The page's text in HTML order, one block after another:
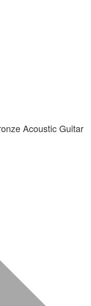
Acoustic Guitar